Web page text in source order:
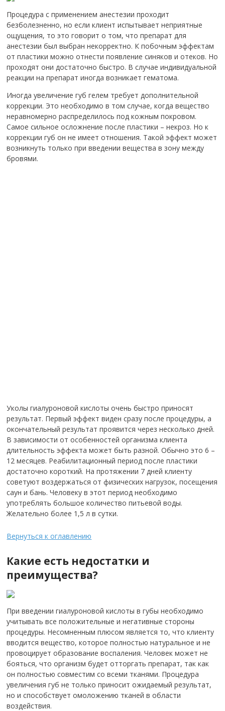
Процедура с применением анестезии проходит
безболезненно, но если клиент испытывает неприятные
ощущения, то это говорит о том, что препарат для
анестезии был выбран некорректно. К побочным эффектам
от пластики можно отнести появление синяков и отеков. Но
проходят они достаточно быстро. В случае индивидуальной
реакции на препарат иногда возникает гематома.
Иногда увеличение губ гелем требует дополнительной
коррекции. Это необходимо в том случае, когда вещество
неравномерно распределилось под кожным покровом.
Самое сильное осложнение после пластики – некроз. Но к
коррекции губ он не имеет отношения. Такой эффект может
возникнуть только при введении вещества в зону между
бровями.
Уколы гиалуроновой кислоты очень быстро приносят
результат. Первый эффект виден сразу после процедуры, а
окончательный результат проявится через несколько дней.
В зависимости от особенностей организма клиента
длительность эффекта может быть разной. Обычно это 6 –
12 месяцев. Реабилитационный период после пластики
достаточно короткий. На протяжении 7 дней клиенту
советуют воздержаться от физических нагрузок, посещения
саун и бань. Человеку в этот период необходимо
употреблять большое количество питьевой воды.
Желательно более 1,5 л в сутки.
Вернуться к оглавлению
Какие есть недостатки и
преимущества?
При введении гиалуроновой кислоты в губы необходимо
учитывать все положительные и негативные стороны
процедуры. Несомненным плюсом является то, что клиенту
вводится вещество, которое полностью натуральное и не
провоцирует образование воспаления. Человек может не
бояться, что организм будет отторгать препарат, так как
он полностью совместим со всеми тканями. Процедура
увеличения губ не только приносит ожидаемый результат,
но и способствует омоложению тканей в области
воздействия.